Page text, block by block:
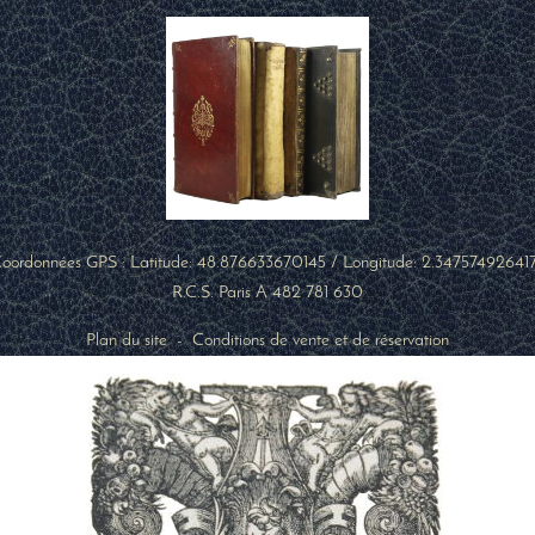
GPS : Latitude:48.876633670145/ Longitude:
R.C.S. Paris A 482 781 630
Plan du site-Conditions de vente et de réservation